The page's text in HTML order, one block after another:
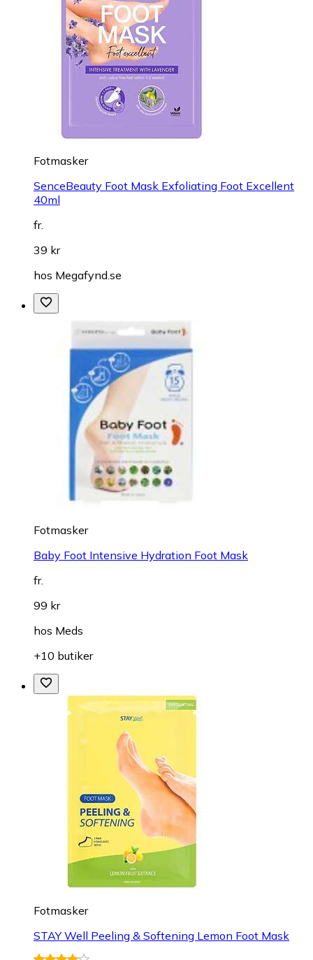
Fotmasker
SenceBeauty Foot Mask Exfoliating Foot Excellent
40ml
fr.
39 kr
hos Megafynd.se
Fotmasker
Baby Foot Intensive Hydration Foot Mask
fr.
99 kr
hos Meds
+10 butiker
Fotmasker
STAY Well Peeling & Softening Lemon Foot Mask